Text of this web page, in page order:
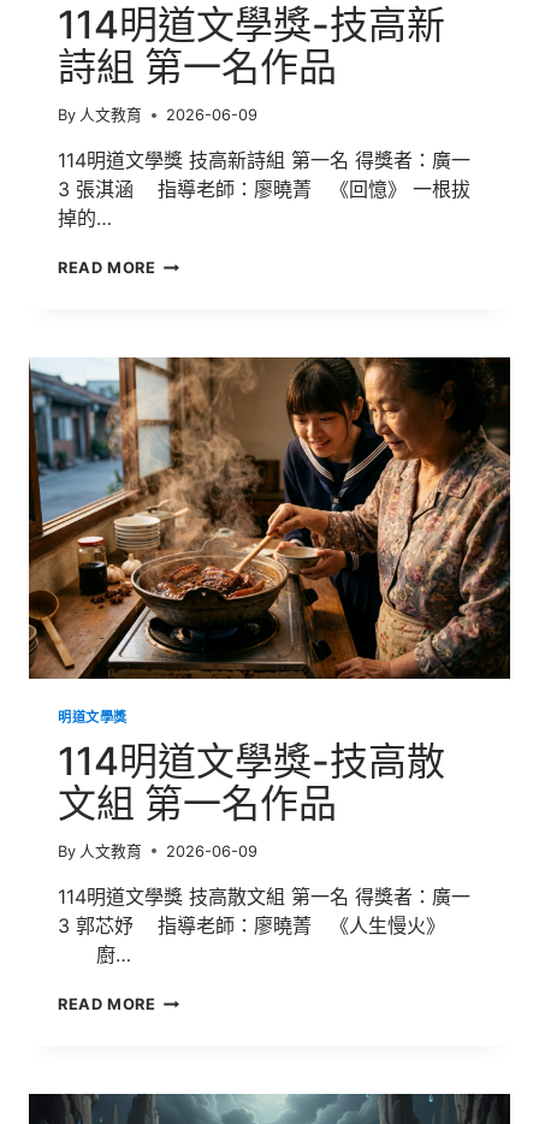
114明道文學獎-技高新
詩組 第一名作品
By 人文教育 2026-06-09
114明道文學獎 技高新詩組 第一名 得獎者：廣一
3 張淇涵 指導老師：廖曉菁 《回憶》 一根拔
掉的…
READ MORE 114
學
獎-
技
高
新
詩
組
第
一
名
作
品
明道文學獎
114明道文學獎-技高散
文組 第一名作品
By 人文教育 2026-06-09
114明道文學獎 技高散文組 第一名 得獎者：廣一
3 郭芯妤 指導老師：廖曉菁 《人生慢火》
廚…
READ MORE 114
獎-